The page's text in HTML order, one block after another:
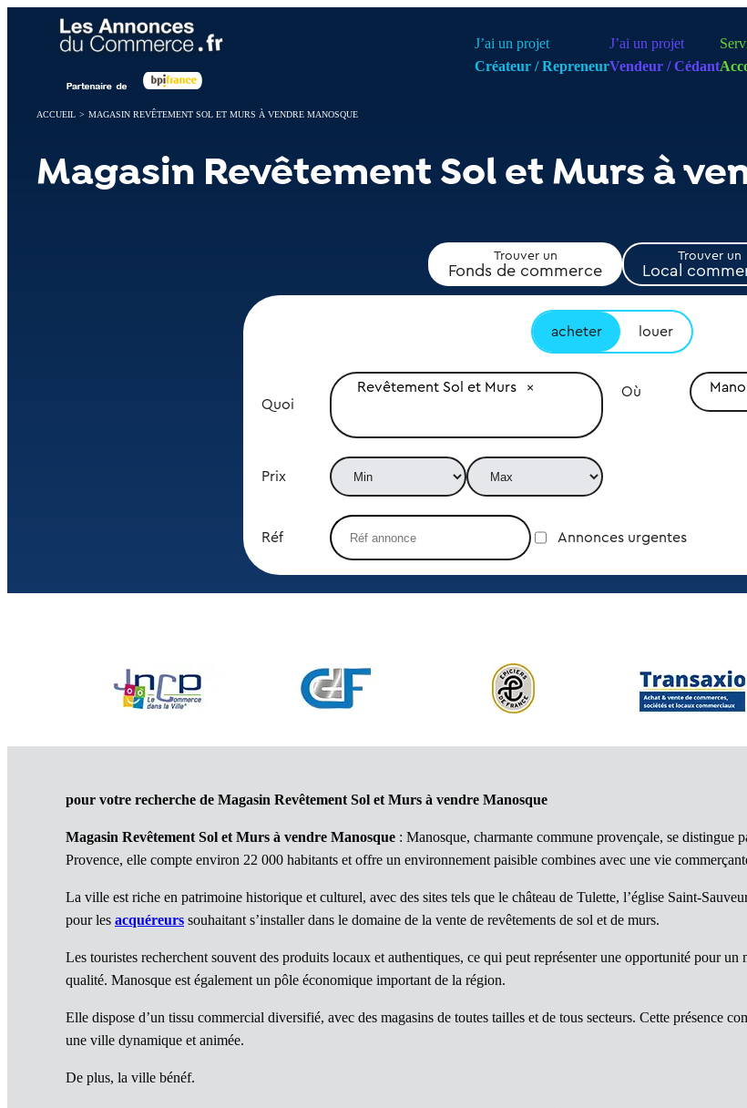
J’ai un projet
Créateur / Repreneur
J’ai un projet
Vendeur / Cédant
ACCUEIL > MAGASIN REVÊTEMENT SOL ET MURS À VENDRE MANOSQUE
Magasin Revêtement Sol et Murs à
Trouver un
Fonds de commerce
Trouver un
Local
acheter louer
Quoi
Revêtement Sol et Murs Où
Prix
Réf Annonces urgentes
pour votre recherche de Magasin Revêtement Sol et Murs à vendre Manosque
Magasin Revêtement Sol et Murs à vendre Manosque : Manosque, charmante commune provençale, se distingue
Provence, elle compte environ 22 000 habitants et offre un environnement paisible combines avec une vie
La ville est riche en patrimoine historique et culturel, avec des sites tels que le château de Tulette, l’église Saint-
pour les acquéreurs souhaitant s’installer dans le domaine de la vente de revêtements de sol et de murs.
Les touristes recherchent souvent des produits locaux et authentiques, ce qui peut représenter une opportunité pour
qualité. Manosque est également un pôle économique important de la région.
Elle dispose d’un tissu commercial diversifié, avec des magasins de toutes tailles et de tous secteurs. Cette présence
une ville dynamique et animée.
De plus, la ville bénéf.
Panneau de gestion des cookies